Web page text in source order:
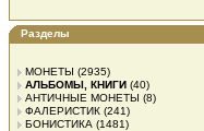
Разделы
МОНЕТЫ (2935)
АЛЬБОМЫ, КНИГИ (40)
АНТИЧНЫЕ МОНЕТЫ (8)
ФАЛЕРИСТИК (241)
БОНИСТИКА (1481)